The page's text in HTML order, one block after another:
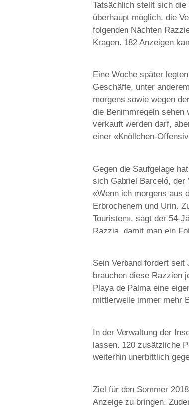
Tatsächlich stellt sich
überhaupt möglich, die
folgenden Nächten
Kragen. 182 Anzeigen
Eine Woche später
Geschäfte, unter
morgens sowie wegen
die Benimmregeln sehen
verkauft werden darf,
einer «Knöllchen-
Gegen die Saufgelage
sich Gabriel Barceló, der
«Wenn ich morgens aus
Erbrochenem und Urin.
Touristen», sagt der 54-
Razzia, damit man ein
Sein Verband fordert
brauchen diese Razzien
Playa de Palma eine
mittlerweile immer mehr
In der Verwaltung der
lassen. 120 zusätzliche
weiterhin unerbittlich
Ziel für den Sommer
Anzeige zu bringen.